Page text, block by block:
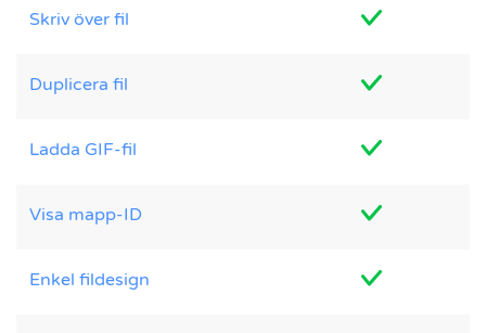
Skriv över fil
Duplicera fil
Ladda GIF-fil
Visa mapp-ID
Enkel fildesign